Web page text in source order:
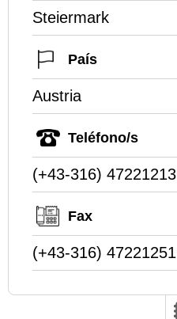
Steiermark
País
Austria
Teléfono/s
(+43-316) 47221213
Fax
(+43-316) 47221251